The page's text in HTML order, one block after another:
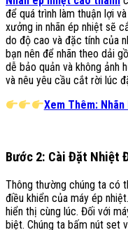
để quá trình làm thuận lợi
xưởng in nhãn ép nhiệt sẽ
do độ cao và đặc tính của
bạn nên để nhãn theo dải
dễ bảo quản và không ảnh
và nêu yêu cầu cắt rời lúc
Xem Thêm: Nhãn
Bước 2: Cài Đặt Nhiệt
Thông thường chúng ta có
điều khiển của máy ép
hiển thị cùng lúc. Đối với
biệt. Chúng ta bấm nút set